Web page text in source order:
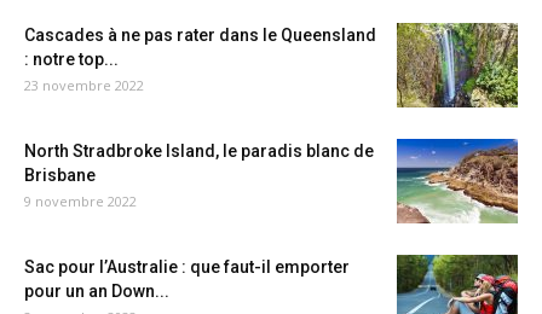
Cascades à ne pas rater dans le Queensland
: notre top...
23 novembre 2022
North Stradbroke Island, le paradis blanc de
Brisbane
9 novembre 2022
Sac pour l’Australie : que faut-il emporter
pour un an Down...